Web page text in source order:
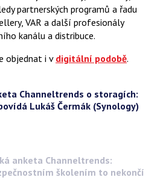
partnerských programů a řadu
VAR a další profesionály
kanálu a distribuce.
objednat i v digitální podobě.
Channeltrends o storagích:
Lukáš Čermák (Synology)
anketa Channeltrends:
školením to nekončí